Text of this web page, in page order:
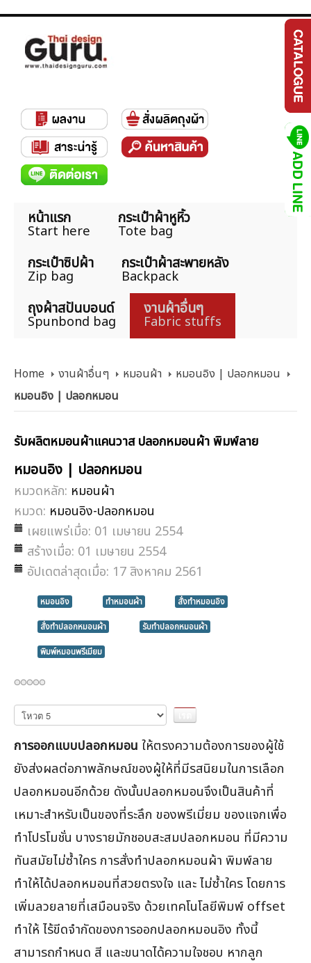
หน้าแรก
Start here
กระเป๋าผ้าหูหิ้ว
Tote bag
กระเป๋าซิปผ้า
Zip bag
กระเป๋าผ้าสะพายหลัง
Backpack
ถุงผ้าสปันบอนด์
Spunbond bag
งานผ้าอื่นๆ
Fabric stuffs
Home งานผ้าอื่นๆ หมอนผ้า
หมอนอิง | ปลอกหมอน
หมอนอิง | ปลอกหมอน
รับผลิตหมอนผ้าแคนวาส ปลอกหมอนผ้า พิมพ์ลาย
หมอนอิง | ปลอกหมอน
หมวดหลัก: หมอนผ้า
หมวด: หมอนอิง-ปลอกหมอน
เผยแพร่เมื่อ: 01 เมษายน 2554
สร้างเมื่อ: 01 เมษายน 2554
อัปเดตล่าสุดเมื่อ: 17 สิงหาคม 2561
หมอนอิง ทำหมอนผ้า
สั่งทำหมอนอิง
สั่งทำปลอกหมอนผ้า
รับทำปลอกหมอนผ้า
พิมพ์หมอนพรีเมียม
กรุณา
ให้
การออกแบบปลอกหมอน ให้ตรงความต้องการของผู้ใช้
ยังส่งผลต่อภาพลักษณ์ของผู้ให้ที่มีรสนิยมในการเลือก
ปลอกหมอนอีกด้วย ดังนั้นปลอกหมอนจึงเป็นสินค้าที่
เหมาะสำหรับเป็นของที่ระลึก ของพรีเมี่ยม ของแจกเพื่อ
ทำโปรโมชั่น บางรายมักชอบสะสมปลอกหมอน ที่มีความ
ทันสมัยไม่ซ้ำใคร การสั่งทำปลอกหมอนผ้า พิมพ์ลาย
ทำให้ได้ปลอกหมอนที่สวยตรงใจ และ ไม่ซ้ำใคร โดยการ
เพิ่มลวยลายที่เสมือนจริง ด้วยเทคโนโลยีพิมพ์ offset
ทำให้ ไร้ขีดจำกัดของการออกปลอกหมอนอิง ทั้งนี้
สามารถกำหนด สี และขนาดได้ความใจชอบ หากลูก